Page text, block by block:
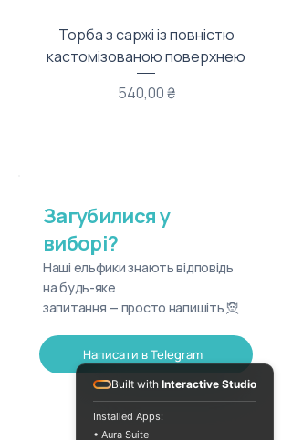
Торба з саржі із повністю
кастомізованою поверхнею
Ціна
540,00 ₴
Загубилися у
виборі?
Наші ельфики знають відповідь
на будь-яке
запитання — просто напишіть 🧝
Написати в Telegram
Built with Interactive Studio
Installed Apps:
• Aura Suite